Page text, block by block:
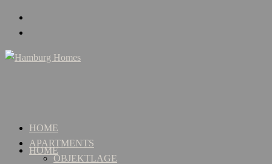
HOME
HOME
APARTMENTS
OBJEKTLAGE